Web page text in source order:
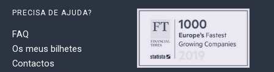
PRECISA DE AJUDA?
FAQ
Os meus bilhetes
Contactos